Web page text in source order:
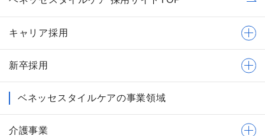
キャリア採用
新卒採用
ベネッセスタイルケアの事業領域
介護事業